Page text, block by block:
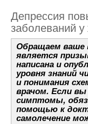
Депрессия
заболеваний
Обращаем ваше
является
написана и
уровня знаний
и понимания
врачом. Если
симптомы,
помощью к
самолечение